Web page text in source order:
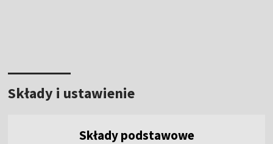
Składy i ustawienie
Składy podstawowe